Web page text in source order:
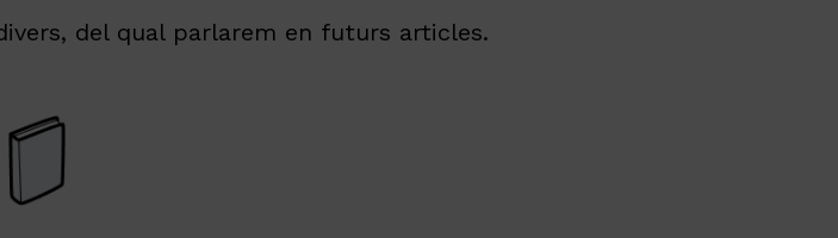
del qual parlarem en futurs articles.